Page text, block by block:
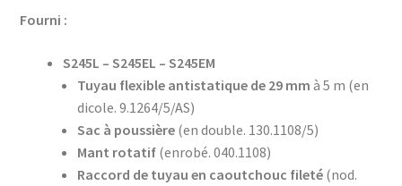
Fourni :
S245L – S245EL – S245EM
Tuyau flexible antistatique de 29 mm à 5 m (en
dicole. 9.1264/5/AS)
Sac à poussière (en double. 130.1108/5)
Mant rotatif (enrobé. 040.1108)
Raccord de tuyau en caoutchouc fileté (nod.